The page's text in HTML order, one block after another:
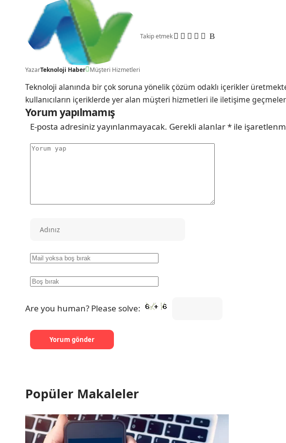
YazarTeknoloji Haber Müşteri Hizmetleri
Takip etmek
Teknoloji alanında bir çok soruna yönelik çözüm odaklı içerikler
kullanıcıların içeriklerde yer alan müşteri hizmetleri ile iletişime
Yorum yapılmamış
E-posta adresiniz yayınlanmayacak. Gerekli alanlar* ile
Are you human? Please solve:
Popüler Makaleler